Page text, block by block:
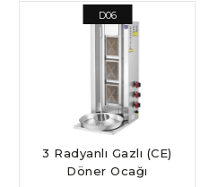
D06
3 Radyanlı Gazlı (CE)
Döner Ocağı